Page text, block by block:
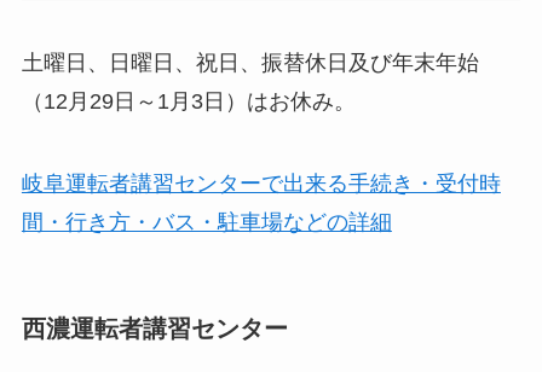
土曜日、日曜日、祝日、振替休日及び年末年始
（12月29日～1月3日）はお休み。
岐阜運転者講習センターで出来る手続き・受付時
間・行き方・バス・駐車場などの詳細
西濃運転者講習センター